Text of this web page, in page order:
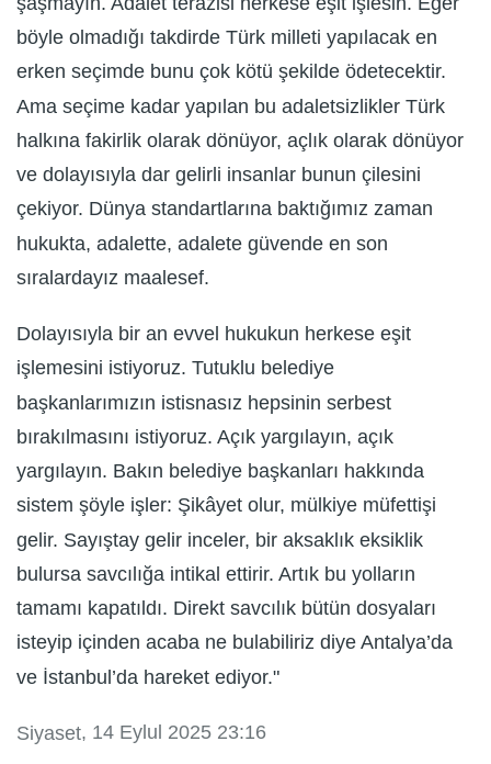
böyle olmadığı takdirde Türk milleti yapılacak en
erken seçimde bunu çok kötü şekilde ödetecektir.
Ama seçime kadar yapılan bu adaletsizlikler Türk
halkına fakirlik olarak dönüyor, açlık olarak dönüyor
ve dolayısıyla dar gelirli insanlar bunun çilesini
çekiyor. Dünya standartlarına baktığımız zaman
hukukta, adalette, adalete güvende en son
sıralardayız maalesef.
Dolayısıyla bir an evvel hukukun herkese eşit
işlemesini istiyoruz. Tutuklu belediye
başkanlarımızın istisnasız hepsinin serbest
bırakılmasını istiyoruz. Açık yargılayın, açık
yargılayın. Bakın belediye başkanları hakkında
sistem şöyle işler: Şikâyet olur, mülkiye müfettişi
gelir. Sayıştay gelir inceler, bir aksaklık eksiklik
bulursa savcılığa intikal ettirir. Artık bu yolların
tamamı kapatıldı. Direkt savcılık bütün dosyaları
isteyip içinden acaba ne bulabiliriz diye Antalya’da
ve İstanbul’da hareket ediyor."
Siyaset, 14 Eylul 2025 23:16